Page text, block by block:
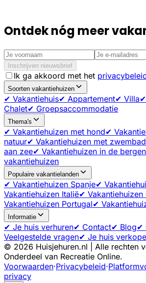
Ontdek nóg meer
Inschrijven nieuwsbrief
Ik ga akkoord met het
Soorten vakantiehuizen
✔ Vakantiehuis✔ Appartement✔ Villa
Chalet✔ Groepsaccommodatie
Thema's
✔ Vakantiehuizen met hond✔
natuur✔ Vakantiehuizen met zwembad
aan zee✔ Vakantiehuizen in de bergen
vakantiehuizen
Populaire vakantielanden
✔ Vakantiehuizen Spanje✔
Vakantiehuizen Italië✔ Vakantiehuizen
Vakantiehuizen Portugal✔
Informatie
✔ Je huis verhuren✔ Contact✔ Blog✔
Veelgestelde vragen✔ Je huis
© 2026 Huisjehuren.nl | Alle rechten
Onderdeel van Recreatie Online.
Voorwaarden·Privacybeleid·
privacy